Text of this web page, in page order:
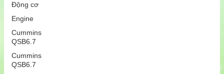
Động cơ
Engine
Cummins
QSB6.7
Cummins
QSB6.7